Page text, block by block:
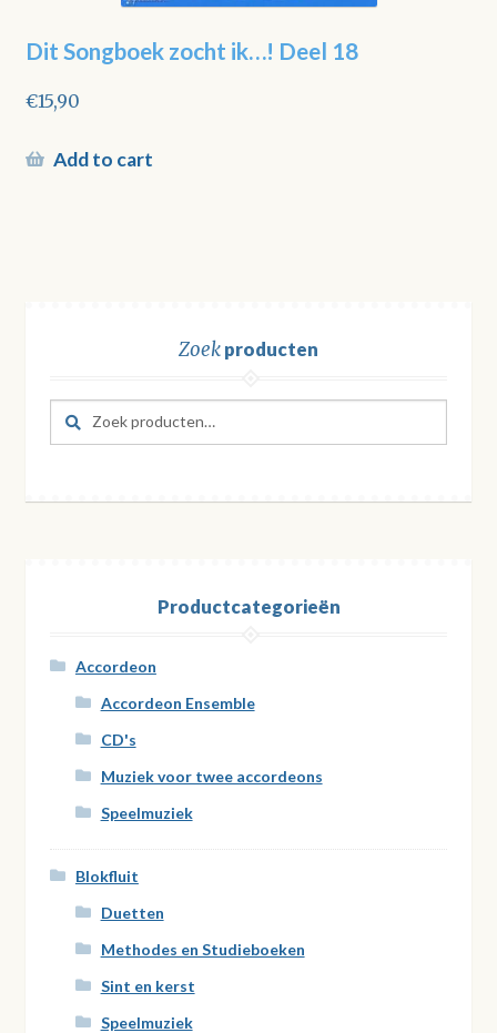
Dit Songboek zocht ik…! Deel 18
€15,90
Add to cart
Zoekproducten
Zoeken
naar:
Zoeken
Productcategorieën
Accordeon
Accordeon Ensemble
CD's
Muziek voor twee accordeons
Speelmuziek
Blokfluit
Duetten
Methodes en Studieboeken
Sint en kerst
Speelmuziek